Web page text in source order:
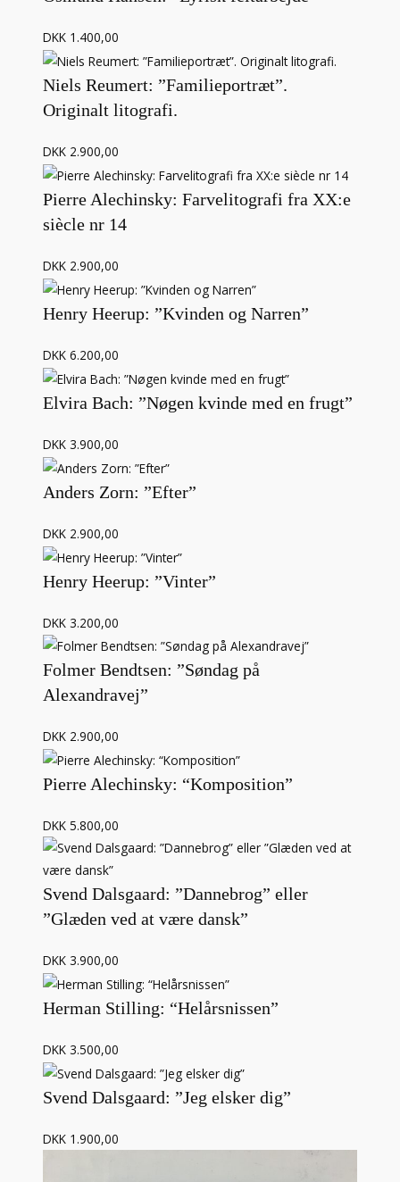
DKK 1.400,00
Niels Reumert: ”Familieportræt”.
Originalt litografi.
DKK 2.900,00
Pierre Alechinsky: Farvelitografi fra XX:e
siècle nr 14
DKK 2.900,00
Henry Heerup: ”Kvinden og Narren”
DKK 6.200,00
Elvira Bach: ”Nøgen kvinde med en frugt”
DKK 3.900,00
Anders Zorn: ”Efter”
DKK 2.900,00
Henry Heerup: ”Vinter”
DKK 3.200,00
Folmer Bendtsen: ”Søndag på
Alexandravej”
DKK 2.900,00
Pierre Alechinsky: “Komposition”
DKK 5.800,00
Svend Dalsgaard: ”Dannebrog” eller
”Glæden ved at være dansk”
DKK 3.900,00
Herman Stilling: “Helårsnissen”
DKK 3.500,00
Svend Dalsgaard: ”Jeg elsker dig”
DKK 1.900,00